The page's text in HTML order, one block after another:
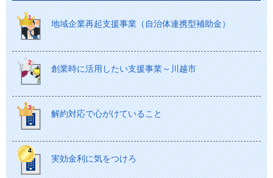
地域企業再起支援事業（自治体連携型補助金）
創業時に活用したい支援事業～川越市
解約対応で心がけていること
実効金利に気をつけろ